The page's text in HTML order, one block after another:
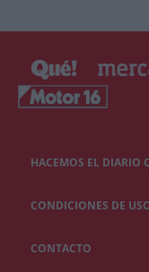
HACEMOS EL DIARIO
CONDICIONES DE
CONTACTO